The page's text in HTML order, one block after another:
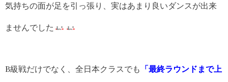
気持ちの面が足を引っ張り、実はあまり良いダンスが出来
ませんでした
B級戦だけでなく、全日本クラスでも 「最終ラウンドまで上